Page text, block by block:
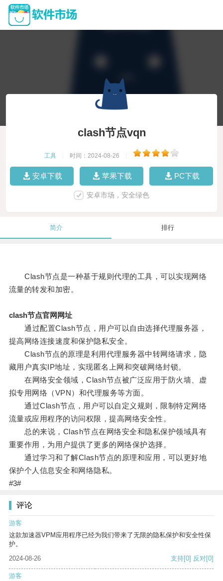
clash节点vqn
工具 时间：2024-08-26
安卓下载 苹果下载 PC下载
安卓市场，安全绿色
简介 排行
Clash节点是一种基于规则代理的工具，可以实现网络
流量的转发和加密。
clash节点官网网址
通过配置Clash节点，用户可以自由选择代理服务器，
提高网络连接速度和保护隐私安全。
Clash节点的原理是利用代理服务器中转网络请求，隐
藏用户真实IP地址，实现匿名上网和突破网络封锁。
在网络安全领域，Clash节点被广泛应用于防火墙、虚
拟专用网络（VPN）和代理服务等方面。
通过Clash节点，用户可以自定义规则，限制特定网络
流量或应用程序的访问权限，提高网络安全性。
总的来说，Clash节点在网络安全和隐私保护领域具有
重要作用，为用户提供了更多的网络保护选择。
通过学习和了解Clash节点的原理和应用，可以更好地
保护个人信息安全和网络隐私。
#3#
评论
游客
这款加速器VPM应用程序已经为我们带来了无限的隐私保护和安全性保
护。
2024-08-26
支持[0] 反对[0]
游客